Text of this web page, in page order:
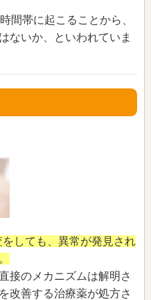
間帯に起こることから、
ないか、といわれていま
しても、異常が発見され
接のメカニズムは解明さ
改善する治療薬が処方さ